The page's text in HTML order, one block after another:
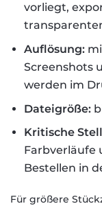
vorliegt,
Auflösung:
Screenshots
werden im
Dateigröße:
Kritische
Farbverläufe
Bestellen in
Für größere